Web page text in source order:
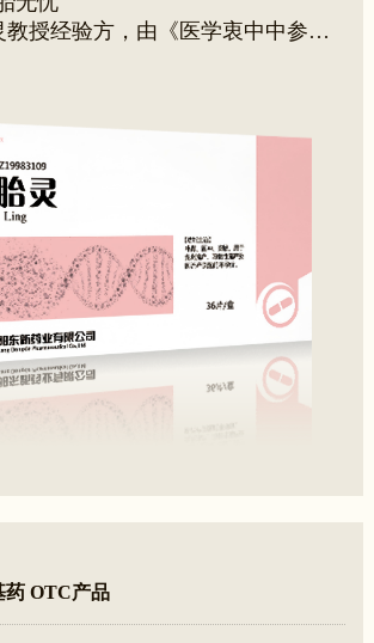
授经验方，由《医学衷中中参西
药 OTC产品